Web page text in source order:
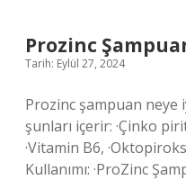
Prozinc
Tarih: Eylül 27, 2024
Prozinc şampuan neye
şunları içerir: ·Çinko
·Vitamin B6,
Kullanımı: ·ProZinc